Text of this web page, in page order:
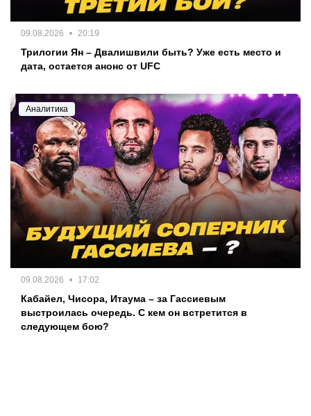
09.08.2026 20:19
Трилогии Ян – Двалишвили быть? Уже есть место и
дата, остается анонс от UFC
Аналитика
09.08.2026 17:02
Кабайел, Чисора, Итаума – за Гассиевым
выстроилась очередь. С кем он встретится в
следующем бою?